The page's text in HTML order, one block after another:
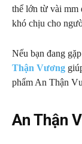
thể lớn từ vài mm
khó chịu cho
Nếu bạn đang
Thận Vương
phẩm An Thận
An Thận